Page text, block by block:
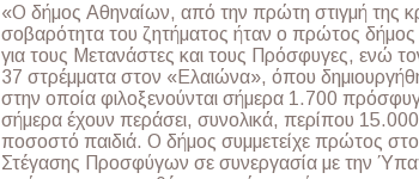
«Ο δήμος Αθηναίων, από την πρώτη στιγμή της
σοβαρότητα του ζητήματος ήταν ο πρώτος δήμος
για τους Μετανάστες και τους Πρόσφυγες, ενώ
37 στρέμματα στον «Ελαιώνα», όπου
στην οποία φιλοξενούνται σήμερα 1.700
σήμερα έχουν περάσει, συνολικά, περίπου
ποσοστό παιδιά. Ο δήμος συμμετείχε πρώτος
Στέγασης Προσφύγων σε συνεργασία με την